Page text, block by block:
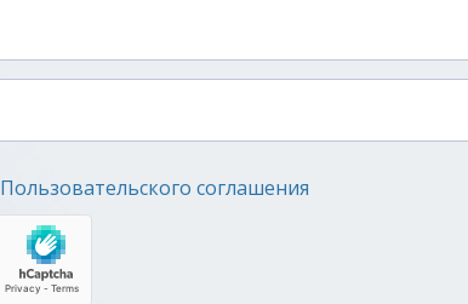
Пользовательского соглашения